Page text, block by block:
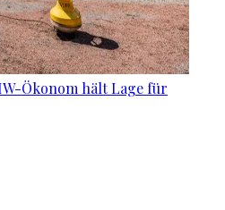
Ökonom hält Lage für